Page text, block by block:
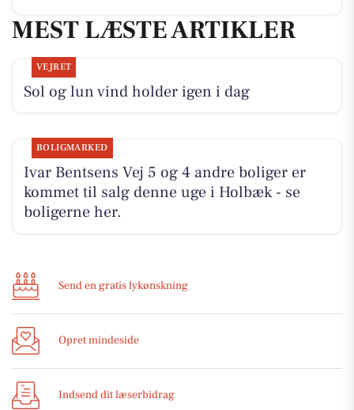
MEST LÆSTE ARTIKLER
VEJRET
Sol og lun vind holder igen i dag
BOLIGMARKED
Ivar Bentsens Vej 5 og 4 andre boliger er
kommet til salg denne uge i Holbæk - se
boligerne her.
Send en gratis lykønskning
Opret mindeside
Indsend dit læserbidrag